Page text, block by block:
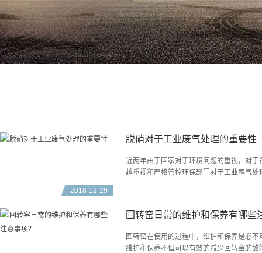
2018-12-29
脱硝对于工业废气处理的重要性
近两年由于国家对于环境问题的重视，对
越重视和严格管控环保部门对于工业尾气
回转窑日常的维护和保养有哪些
回转窑在使用的过程中，维护和保养是必
维护和保养不但可以有效的减少回转窑的